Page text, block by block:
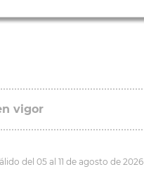
vigor
del 05 al 11 de agosto de 2026